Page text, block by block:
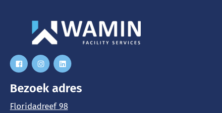
Bezoek adres
Floridadreef 98